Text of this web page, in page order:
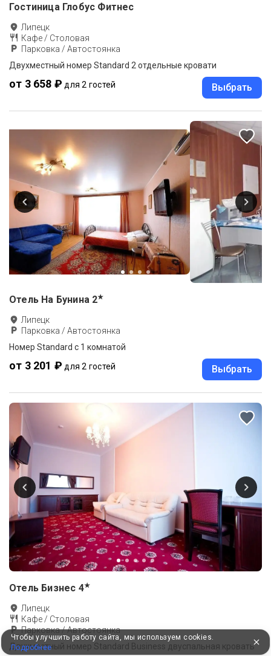
Гостиница Глобус Фитнес
Липецк
Кафе / Столовая
Парковка / Автостоянка
Двухместный номер Standard 2 отдельные кровати
от 3 658 ₽ для 2 гостей Выбрать
Отель На Бунина 2★
Липецк
Парковка / Автостоянка
Номер Standard c 1 комнатой
от 3 201 ₽ для 2 гостей Выбрать
Отель Бизнес 4★
Липецк
Кафе / Столовая
Парковка / Автостоянка
Двухместный номер Standard Business двуспальная кровать
Чтобы улучшить работу сайта, мы используем cookies.
Подробнее